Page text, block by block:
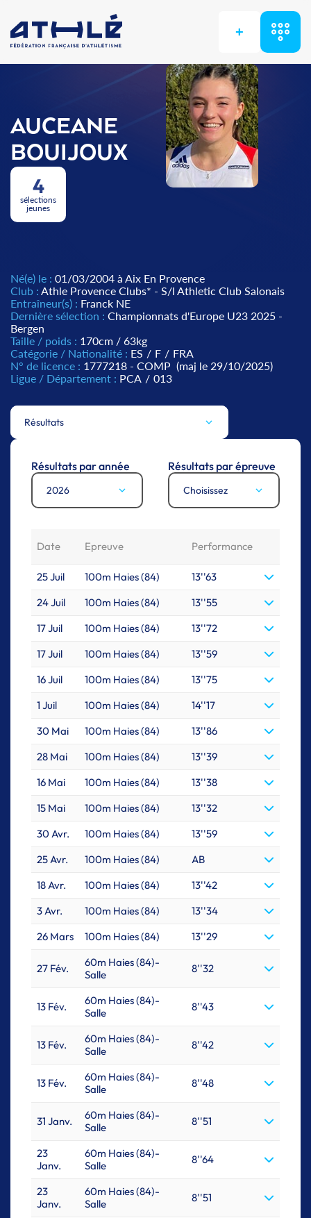
+
AUCEANE
BOUIJOUX
4
sélections
jeunes
Né(e) le : 01/03/2004 à Aix En Provence
Club : Athle Provence Clubs* - S/l Athletic Club Salonais
Entraîneur(s) : Franck NE
Dernière sélection : Championnats d'Europe U23 2025 -
Bergen
Taille / poids : 170cm / 63kg
Catégorie / Nationalité : ES / F / FRA
N° de licence : 1777218 - COMP (maj le 29/10/2025)
Ligue / Département : PCA / 013
Résultats
Résultats par année
2026
Résultats par épreuve
Choisissez
Date Epreuve Performance
25 Juil 100m Haies (84)
13''63
24 Juil
100m Haies (84)
13''55
17 Juil
100m Haies (84)
13''72
17 Juil
100m Haies (84)
13''59
16 Juil
100m Haies (84)
13''75
1 Juil
100m Haies (84)
14''17
30 Mai
100m Haies (84)
13''86
28 Mai
100m Haies (84)
13''39
16 Mai
100m Haies (84)
13''38
15 Mai
100m Haies (84)
13''32
30 Avr.
100m Haies (84)
13''59
25 Avr.
100m Haies (84)
AB
18 Avr.
100m Haies (84)
13''42
3 Avr.
100m Haies (84)
13''34
26 Mars
100m Haies (84) 13''29
27 Fév.
60m Haies (84)-
Salle
8''32
13 Fév.
60m Haies (84)-
Salle
8''43
13 Fév.
60m Haies (84)-
Salle
8''42
13 Fév.
60m Haies (84)-
Salle
8''48
31 Janv.
60m Haies (84)-
Salle
8''51
23
Janv.
60m Haies (84)-
Salle
8''64
23
Janv.
60m Haies (84)-
Salle
8''51